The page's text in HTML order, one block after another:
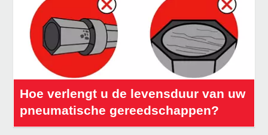
Hoe verlengt u de levensduur van uw
pneumatische gereedschappen?